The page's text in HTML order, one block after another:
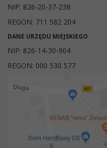
NIP: 826-20-37-238
REGON: 711 582 204
DANE URZĘDU MIEJSKIEGO
NIP: 826-14-30-904
REGON: 000 530 577